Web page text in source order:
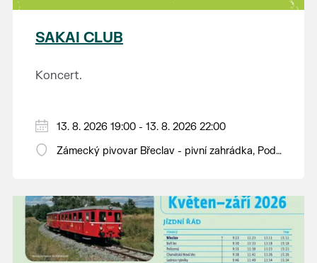
SAKAI CLUB
Koncert.
13. 8. 2026 19:00 - 13. 8. 2026 22:00
Zámecký pivovar Břeclav - pivní zahrádka, Pod